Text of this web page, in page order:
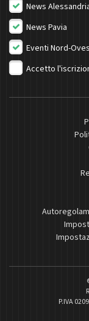
News
News Pavia
Eventi Nord-
Accetto
P.IVA